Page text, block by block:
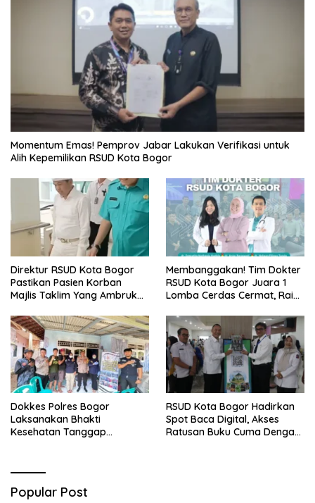
Momentum Emas! Pemprov Jabar Lakukan Verifikasi untuk
Alih Kepemilikan RSUD Kota Bogor
Direktur RSUD Kota Bogor
Pastikan Pasien Korban
Majlis Taklim Yang Ambruk
Perawatan Maksimal
Membanggakan! Tim Dokter
RSUD Kota Bogor Juara 1
Lomba Cerdas Cermat, Raih
Se-Bogor
Dokkes Polres Bogor
Laksanakan Bhakti
Kesehatan Tanggap
RSUD Kota Bogor Hadirkan
Spot Baca Digital, Akses
Ratusan Buku Cuma Dengan
Popular Post